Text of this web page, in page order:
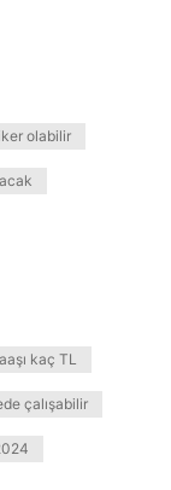
olabilir
kaç TL
çalışabilir